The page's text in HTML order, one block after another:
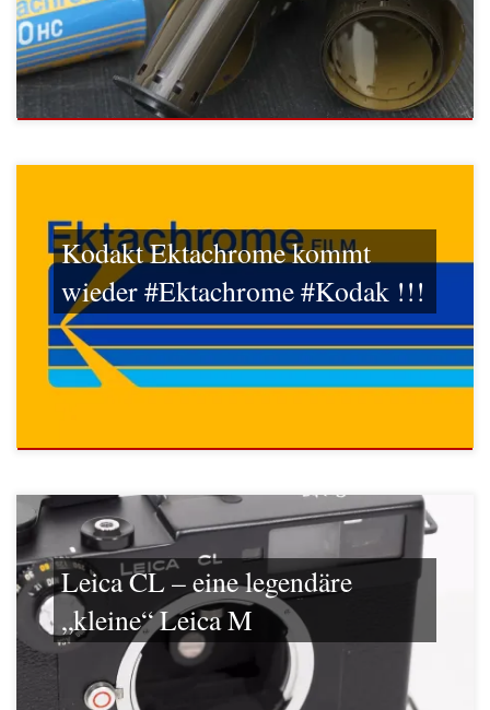
Kodakt Ektachrome kommt
wieder #Ektachrome #Kodak !!!
Leica CL – eine legendäre
„kleine“ Leica M